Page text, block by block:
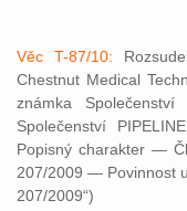
Věc T-87/10:
Chestnut Medical
známka
Společenství
Popisný charakter —
207/2009 — Povinnost
207/2009“)